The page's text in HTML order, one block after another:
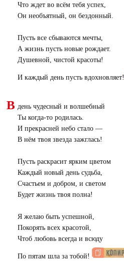
Что ждет во всём тебя успех,
Он необъятный, он бездонный.
Пусть все сбываются мечты,
А жизнь пусть новые рождает.
Душевной, чистой красоты!
И каждый день пусть вдохновляет!
В день чудесный и волшебный
Ты когда-то родилась.
И прекрасней небо стало —
В нём твоя звезда зажглась!
Пусть раскрасит ярким цветом
Каждый новый день судьба,
Счастьем и добром, и светом
Будет жизнь твоя полна!
Я желаю быть успешной,
Покорять всех красотой,
Чтоб любовь всегда и всюду
По пятам шла за тобой!